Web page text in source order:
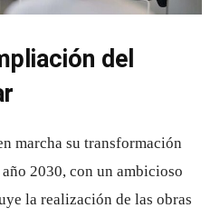
del
marcha su transformación
2030, con un ambicioso
la realización de las obras